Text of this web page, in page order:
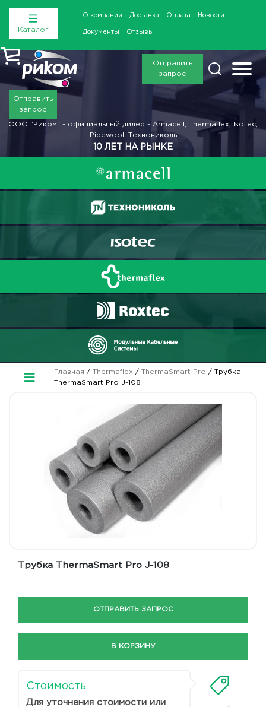
Каталог
О компании Доставка Оплата Новости
Документы Отзывы
Отправить
запрос
Отправить
запрос
ООО "Риком" - официальный дилер - Armacell, Thermaflex, Isotec,
Pipewool, Технониколь
10 ЛЕТ НА РЫНКЕ
Главная / Thermaflex / ThermaSmart Pro / Трубка
ThermaSmart Pro J-108
Трубка ThermaSmart Pro J-108
ОТПРАВИТЬ ЗАПРОС
В КОРЗИНУ
Стоимость
Для уточнения стоимости или